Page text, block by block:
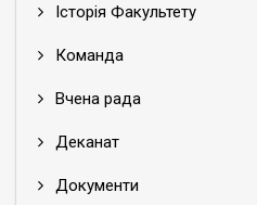
Історія Факультету
Команда
Вчена рада
Деканат
Документи